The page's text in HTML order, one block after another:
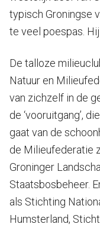
typisch Groningse
te veel poespas.
De talloze
Natuur en
van zichzelf in de
de ‘vooruitgang’,
gaat van de
de Milieufederatie
Groninger
Staatsbosbeheer.
als Stichting
Humsterland,